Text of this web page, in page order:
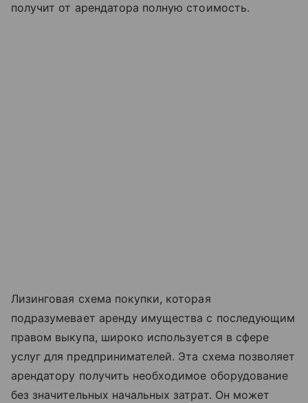
получит от арендатора полную стоимость.
Лизинговая схема покупки, которая
подразумевает аренду имущества с последующим
правом выкупа, широко используется в сфере
услуг для предпринимателей. Эта схема позволяет
арендатору получить необходимое оборудование
без значительных начальных затрат. Он может